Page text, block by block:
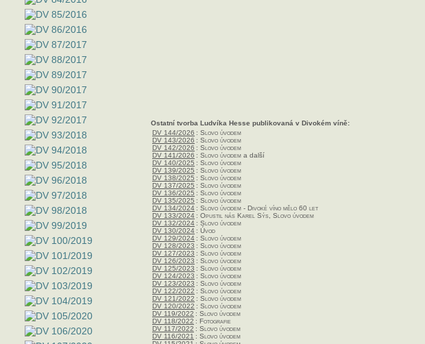
Ostatní tvorba Ludvíka Hesse publikovaná v Divokém víně:
DV 144/2026 : Slovo úvodem
DV 143/2026 : Slovo úvodem
DV 142/2026 : Slovo úvodem
DV 141/2026 : Slovo úvodem a další
DV 140/2025 : Slovo úvodem
DV 139/2025 : Slovo úvodem
DV 138/2025 : Slovo úvodem
DV 137/2025 : Slovo úvodem
DV 136/2025 : Slovo úvodem
DV 135/2025 : Slovo úvodem
DV 134/2024 : Slovo úvodem - Divoké víno mělo 60 let
DV 133/2024 : Opustil nás Karel Sýs, Slovo úvodem
DV 132/2024 : Slovo úvodem
DV 130/2024 : Úvod
DV 129/2024 : Slovo úvodem
DV 128/2023 : Slovo úvodem
DV 127/2023 : Slovo úvodem
DV 126/2023 : Slovo úvodem
DV 125/2023 : Slovo úvodem
DV 124/2023 : Slovo úvodem
DV 123/2023 : Slovo úvodem
DV 122/2022 : Slovo úvodem
DV 121/2022 : Slovo úvodem
DV 120/2022 : Slovo úvodem
DV 119/2022 : Slovo úvodem
DV 118/2022 : Fotografie
DV 117/2022 : Slovo úvodem
DV 116/2021 : Slovo úvodem